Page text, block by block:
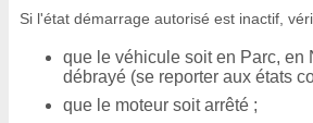
Si l'état démarrage autorisé est inactif,
que le véhicule soit en Parc, en
débrayé (se reporter aux états
que le moteur soit arrêté ;